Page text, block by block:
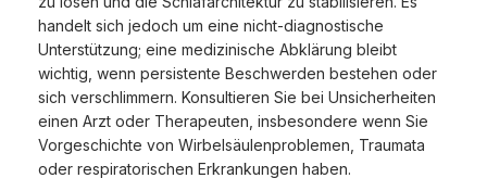
handelt sich jedoch um eine nicht-diagnostische
Unterstützung; eine medizinische Abklärung bleibt
wichtig, wenn persistente Beschwerden bestehen oder
sich verschlimmern. Konsultieren Sie bei Unsicherheiten
einen Arzt oder Therapeuten, insbesondere wenn Sie
Vorgeschichte von Wirbelsäulenproblemen, Traumata
oder respiratorischen Erkrankungen haben.